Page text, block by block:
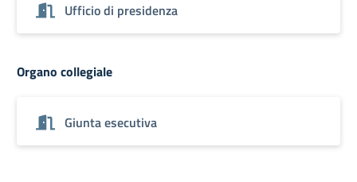
Ufficio di presidenza
Organo collegiale
Giunta esecutiva